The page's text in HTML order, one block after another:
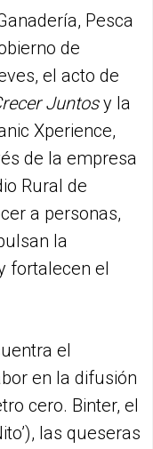
Pesca
de
el acto de
Juntosy la
Xperience,
de la empresa
Rural de
a personas,
la
fortalecen el
el
en la difusión
cero. Binter, el
las queseras